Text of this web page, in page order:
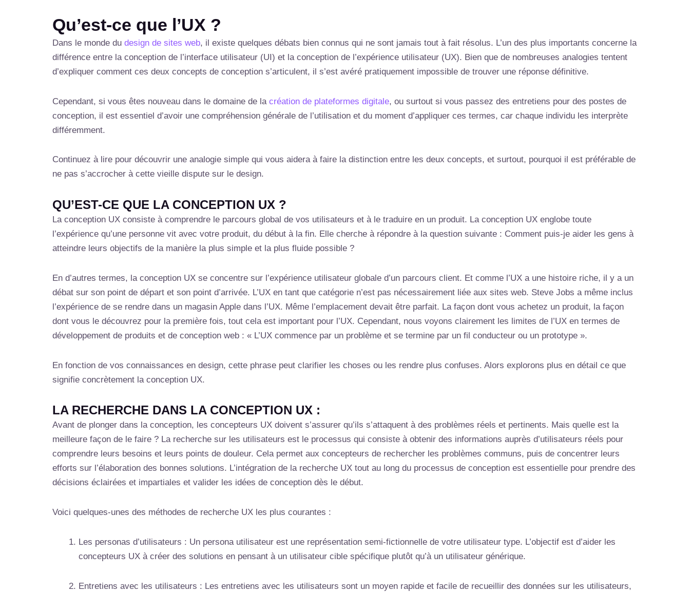
Qu’est-ce que l’UX ?
Dans le monde du design de sites web, il existe quelques débats bien connus qui ne sont jamais tout à fait résolus. L’un des plus importants concerne la
différence entre la conception de l’interface utilisateur (UI) et la conception de l’expérience utilisateur (UX). Bien que de nombreuses analogies tentent
d’expliquer comment ces deux concepts de conception s’articulent, il s’est avéré pratiquement impossible de trouver une réponse définitive.
Cependant, si vous êtes nouveau dans le domaine de la création de plateformes digitale, ou surtout si vous passez des entretiens pour des postes de
conception, il est essentiel d’avoir une compréhension générale de l’utilisation et du moment d’appliquer ces termes, car chaque individu les interprète
différemment.
Continuez à lire pour découvrir une analogie simple qui vous aidera à faire la distinction entre les deux concepts, et surtout, pourquoi il est préférable de
ne pas s’accrocher à cette vieille dispute sur le design.
QU’EST-CE QUE LA CONCEPTION UX ?
La conception UX consiste à comprendre le parcours global de vos utilisateurs et à le traduire en un produit. La conception UX englobe toute
l’expérience qu’une personne vit avec votre produit, du début à la fin. Elle cherche à répondre à la question suivante : Comment puis-je aider les gens à
atteindre leurs objectifs de la manière la plus simple et la plus fluide possible ?
En d’autres termes, la conception UX se concentre sur l’expérience utilisateur globale d’un parcours client. Et comme l’UX a une histoire riche, il y a un
débat sur son point de départ et son point d’arrivée. L’UX en tant que catégorie n’est pas nécessairement liée aux sites web. Steve Jobs a même inclus
l’expérience de se rendre dans un magasin Apple dans l’UX. Même l’emplacement devait être parfait. La façon dont vous achetez un produit, la façon
dont vous le découvrez pour la première fois, tout cela est important pour l’UX. Cependant, nous voyons clairement les limites de l’UX en termes de
développement de produits et de conception web : « L’UX commence par un problème et se termine par un fil conducteur ou un prototype ».
En fonction de vos connaissances en design, cette phrase peut clarifier les choses ou les rendre plus confuses. Alors explorons plus en détail ce que
signifie concrètement la conception UX.
LA RECHERCHE DANS LA CONCEPTION UX :
Avant de plonger dans la conception, les concepteurs UX doivent s’assurer qu’ils s’attaquent à des problèmes réels et pertinents. Mais quelle est la
meilleure façon de le faire ? La recherche sur les utilisateurs est le processus qui consiste à obtenir des informations auprès d’utilisateurs réels pour
comprendre leurs besoins et leurs points de douleur. Cela permet aux concepteurs de rechercher les problèmes communs, puis de concentrer leurs
efforts sur l’élaboration des bonnes solutions. L’intégration de la recherche UX tout au long du processus de conception est essentielle pour prendre des
décisions éclairées et impartiales et valider les idées de conception dès le début.
Voici quelques-unes des méthodes de recherche UX les plus courantes :
Les personas d’utilisateurs : Un persona utilisateur est une représentation semi-fictionnelle de votre utilisateur type. L’objectif est d’aider les
concepteurs UX à créer des solutions en pensant à un utilisateur cible spécifique plutôt qu’à un utilisateur générique.
Entretiens avec les utilisateurs : Les entretiens avec les utilisateurs sont un moyen rapide et facile de recueillir des données sur les utilisateurs,